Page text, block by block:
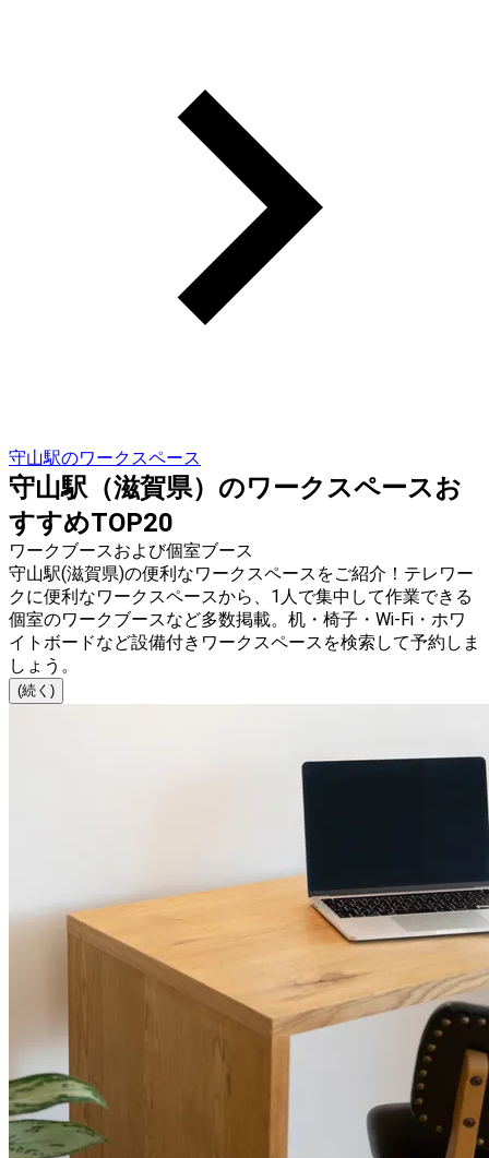
守山駅のワークスペース
守山駅（滋賀県）のワークスペースお
すすめTOP20
ワークブースおよび個室ブース
守山駅(滋賀県)の便利なワークスペースをご紹介！テレワー
クに便利なワークスペースから、1人で集中して作業できる
個室のワークブースなど多数掲載。机・椅子・Wi-Fi・ホワ
イトボードなど設備付きワークスペースを検索して予約しま
しょう。
(続く)